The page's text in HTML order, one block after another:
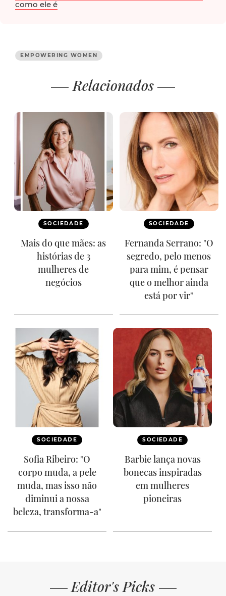
como ele é
EMPOWERING WOMEN
Relacionados
SOCIEDADE
Mais do que mães: as
histórias de 3
mulheres de
negócios
SOCIEDADE
Fernanda Serrano: "O
segredo, pelo menos
para mim, é pensar
que o melhor ainda
está por vir"
SOCIEDADE
Sofia Ribeiro: "O
corpo muda, a pele
muda, mas isso não
diminui a nossa
beleza, transforma-a"
SOCIEDADE
Barbie lança novas
bonecas inspiradas
em mulheres
pioneiras
Editor's Picks